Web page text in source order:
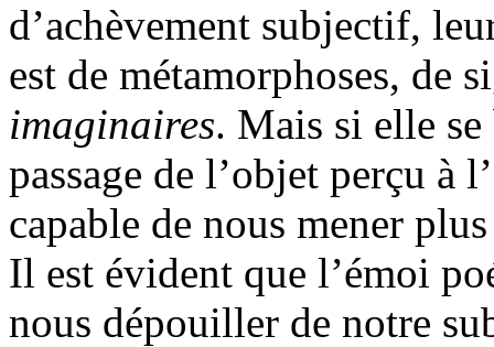
d’achèvement subjectif,
est de métamorphoses, de
imaginaires. Mais si elle
passage de l’objet perçu à
capable de nous mener
Il est évident que l’émoi
nous dépouiller de notre